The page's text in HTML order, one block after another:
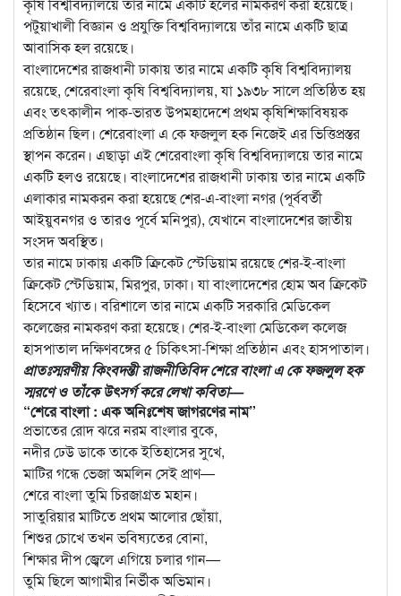
পটুয়াখালী বিজ্ঞান ও প্রযুক্তি বিশ্ববিদ্যালয়ে তাঁর নামে একটি ছাত্র
আবাসিক হল রয়েছে।
বাংলাদেশের রাজধানী ঢাকায় তার নামে একটি কৃষি বিশ্ববিদ্যালয়
রয়েছে, শেরেবাংলা কৃষি বিশ্ববিদ্যালয়, যা ১৯৩৮ সালে প্রতিষ্ঠিত হয়
এবং তৎকালীন পাক-ভারত উপমহাদেশে প্রথম কৃষিশিক্ষাবিষয়ক
প্রতিষ্ঠান ছিল। শেরেবাংলা এ কে ফজলুল হক নিজেই এর ভিত্তিপ্রস্তর
স্থাপন করেন। এছাড়া এই শেরেবাংলা কৃষি বিশ্ববিদ্যালয়ে তার নামে
একটি হলও রয়েছে। বাংলাদেশের রাজধানী ঢাকায় তার নামে একটি
এলাকার নামকরন করা হয়েছে শের-এ-বাংলা নগর (পূর্ববর্তী
আইয়ুবনগর ও তারও পূর্বে মনিপুর), যেখানে বাংলাদেশের জাতীয়
সংসদ অবস্থিত।
তার নামে ঢাকায় একটি ক্রিকেট স্টেডিয়াম রয়েছে শের-ই-বাংলা
ক্রিকেট স্টেডিয়াম, মিরপুর, ঢাকা। যা বাংলাদেশের হোম অব ক্রিকেট
হিসেবে খ্যাত। বরিশালে তার নামে একটি সরকারি মেডিকেল
কলেজের নামকরণ করা হয়েছে। শের-ই-বাংলা মেডিকেল কলেজ
হাসপাতাল দক্ষিণবঙ্গের ৫ চিকিৎসা-শিক্ষা প্রতিষ্ঠান এবং হাসপাতাল।
প্রাতঃস্মরণীয় কিংবদন্তী রাজনীতিবিদ শেরে বাংলা এ কে ফজলুল হক
স্মরণে ও তাঁকে উৎসর্গ করে লেখা কবিতা—
“শেরে বাংলা : এক অনিঃশেষ জাগরণের নাম”
প্রভাতের রোদ ঝরে নরম বাংলার বুকে,
নদীর ঢেউ ডাকে তাকে ইতিহাসের সুখে,
মাটির গন্ধে ভেজা অমলিন সেই প্রাণ—
শেরে বাংলা তুমি চিরজাগ্রত মহান।
সাতুরিয়ার মাটিতে প্রথম আলোর ছোঁয়া,
শিশুর চোখে তখন ভবিষ্যতের বোনা,
শিক্ষার দীপ জ্বেলে এগিয়ে চলার গান—
তুমি ছিলে আগামীর নির্ভীক অভিমান।